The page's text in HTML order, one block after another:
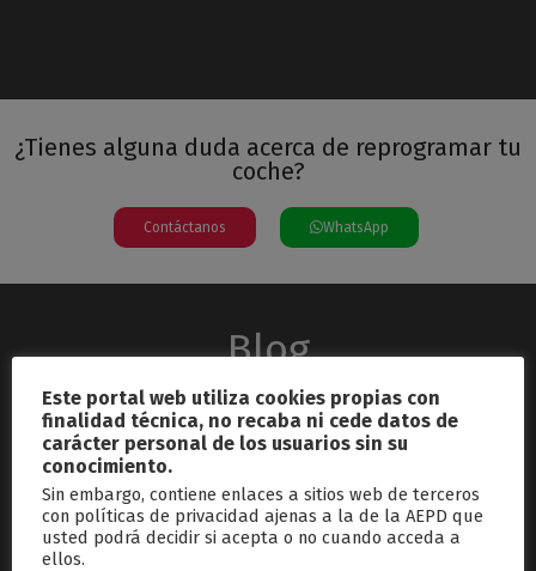
¿Tienes alguna duda acerca de reprogramar tu
coche?
Contáctanos WhatsApp
Blog
septiembre 26, 2024
Este portal web utiliza cookies propias con
finalidad técnica, no recaba ni cede datos de
carácter personal de los usuarios sin su
conocimiento.
Sin embargo, contiene enlaces a sitios web de terceros
con políticas de privacidad ajenas a la de la AEPD que
usted podrá decidir si acepta o no cuando acceda a
ellos.